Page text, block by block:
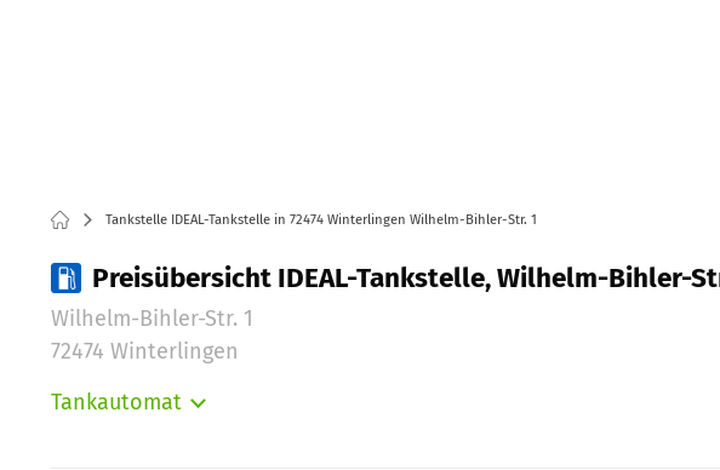
Tankstelle IDEAL-Tankstelle in 72474 Winterlingen Wilhelm-Bihler-Str. 1
Preisübersicht IDEAL-Tankstelle, Wilhelm-Bihler-
Wilhelm-Bihler-Str. 1
72474 Winterlingen
Tankautomat